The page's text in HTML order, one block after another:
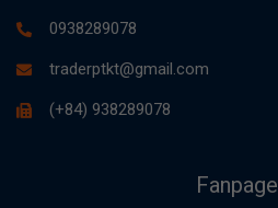
0938289078
traderptkt@gmail.com
(+84) 938289078
Fanpage